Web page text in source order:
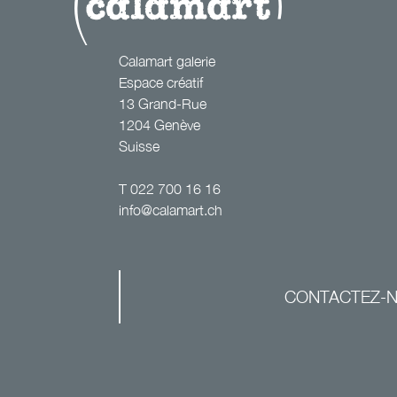
Calamart galerie
Espace créatif
13 Grand-Rue
1204 Genève
Suisse
T022 700 16 16
info@calamart.ch
CONTACTEZ-